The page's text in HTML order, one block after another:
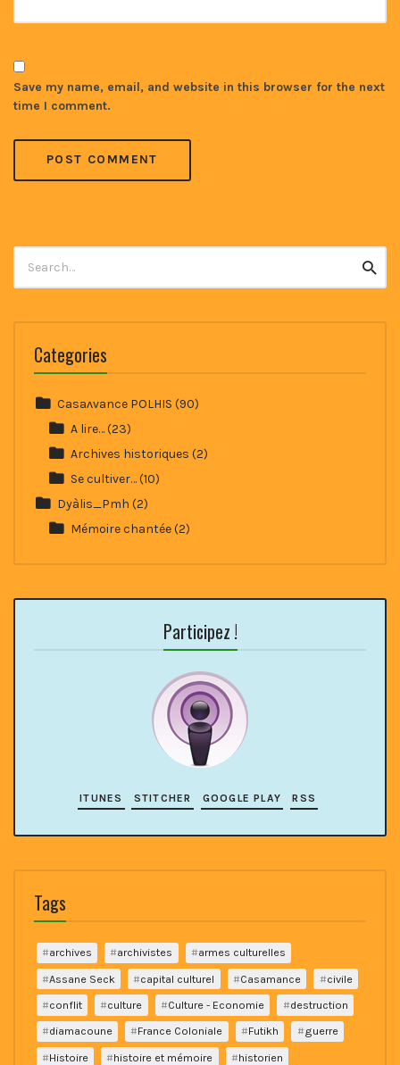
Save my name, email, and website in this browser for the next
time I comment.
for:
Categories
Casaʌvance POLHIS (90)
A lire…(23)
Archives historiques (2)
Se cultiver…(10)
Dyàlis_Pmh (2)
Mémoire chantée(2)
Participez !
ITUNES STITCHER GOOGLE PLAY RSS
Tags
archives archivistes
armes culturelles
Assane Seck
capital culturel Casamance
civile
conflit
culture Culture - Economie
destruction
diamacoune
France Coloniale Futikh
guerre
Histoire
histoire et mémoire
historien